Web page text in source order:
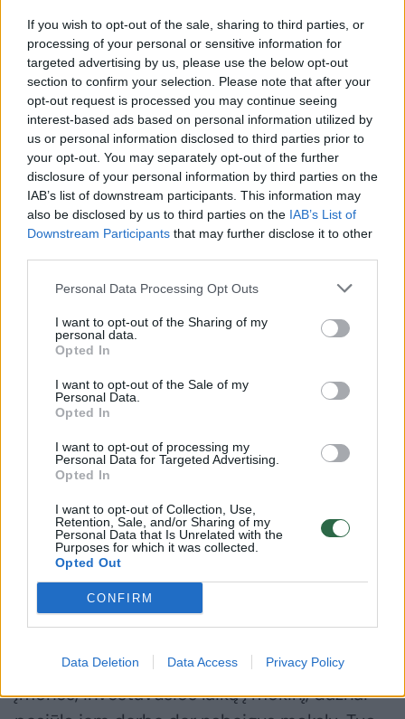
If you wish to opt-out of the sale, sharing to third parties, or
processing of your personal or sensitive information for
targeted advertising by us, please use the below opt-out
section to confirm your selection. Please note that after your
opt-out request is processed you may continue seeing
interest-based ads based on personal information utilized by
us or personal information disclosed to third parties prior to
your opt-out. You may separately opt-out of the further
disclosure of your personal information by third parties on the
IAB’s list of downstream participants. This information may
also be disclosed by us to third parties on the IAB’s List of
Downstream Participants that may further disclose it to other
Personal Data Processing Opt Outs
I want to opt-out of the Sharing of my
personal data.
Opted In
I want to opt-out of the Sale of my
Personal Data.
Opted In
I want to opt-out of processing my
Personal Data for Targeted Advertising.
Opted In
I want to opt-out of Collection, Use,
Retention, Sale, and/or Sharing of my
Personal Data that Is Unrelated with the
Purposes for which it was collected.
Opted Out
CONFIRM
Data Deletion Data Access Privacy Policy
ir darbo sinergija.
Daugiau nuotraukų (4)
Elektrėnuose profesija įgyjama dirbant: kaip
pameistrystė keičia profesinį mokymą.
Pameistrystė atveria duris į pirmą darbą
„Galima sakyti, kad tai yra vienas
sklandžiausių būdų pereiti iš mokymosi į
darbą“, – teigia Elektrėnų profesinio mokymo
centro direktorė Lina Triponienė, kalbėdama
apie pameistrystę.
Įmonės, investavusios laiką į mokinį, dažnai